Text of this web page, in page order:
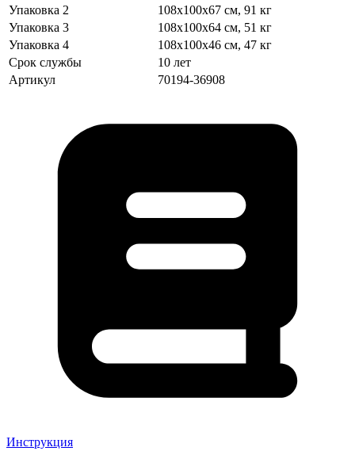
Упаковка 2
108х100х67 см, 91 кг
Упаковка 3
108х100х64 см, 51 кг
Упаковка 4
108х100х46 см, 47 кг
Срок службы
10 лет
Артикул
70194-36908
Инструкция